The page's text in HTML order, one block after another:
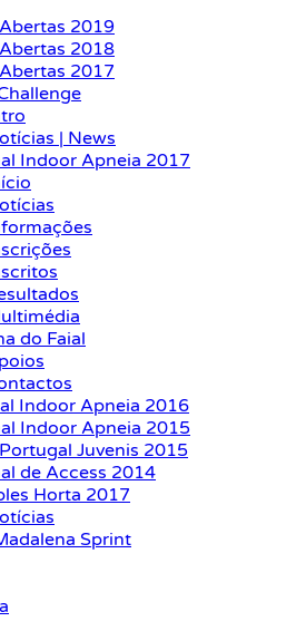
2019
2018
2017
| News
Indoor Apneia 2017
do Faial
Indoor Apneia 2016
Indoor Apneia 2015
Juvenis 2015
de Access 2014
Horta 2017
Sprint